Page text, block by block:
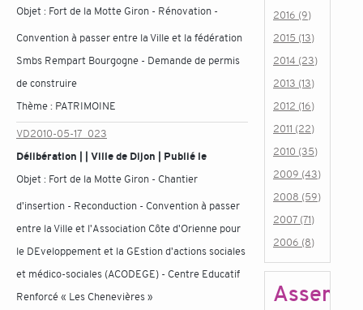
Objet : Fort de la Motte Giron - Rénovation -
Convention à passer entre la Ville et la fédération
Smbs Rempart Bourgogne - Demande de permis
de construire
Thème : PATRIMOINE
VD2010-05-17_023
Délibération | | Ville de Dijon | Publié le
Objet : Fort de la Motte Giron - Chantier
d'insertion - Reconduction - Convention à passer
entre la Ville et l'Association Côte d'Orienne pour
le DEveloppement et la GEstion d'actions sociales
et médico-sociales (ACODEGE) - Centre Educatif
Renforcé « Les Chenevières »
2016 (9)
2015 (13)
2014 (23)
2013 (13)
2012 (16)
2011 (22)
2010 (35)
2009 (43)
2008 (59)
2007 (71)
2006 (8)